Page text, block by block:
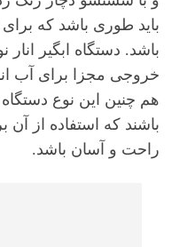
باید طوری باشد که
باشد. دستگاه ابگیر انار
خروجی مجزا برای آب
هم چنین این نوع
باشند که استفاده از
راحت و آسان باشد.